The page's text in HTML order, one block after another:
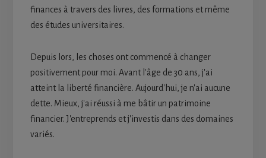
finances à travers des livres, des formations et même
des études universitaires.
Depuis lors, les choses ont commencé à changer
positivement pour moi. Avant l'âge de 30 ans, j'ai
atteint la liberté financière. Aujourd'hui, je n'ai aucune
dette. Mieux, j'ai réussi à me bâtir un patrimoine
financier. J'entreprends et j'investis dans des domaines
variés.